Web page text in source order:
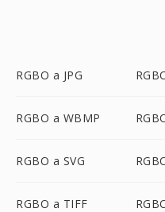
RGBO a JPG
RGBO a WBMP
RGBO a SVG
RGBO a TIFF